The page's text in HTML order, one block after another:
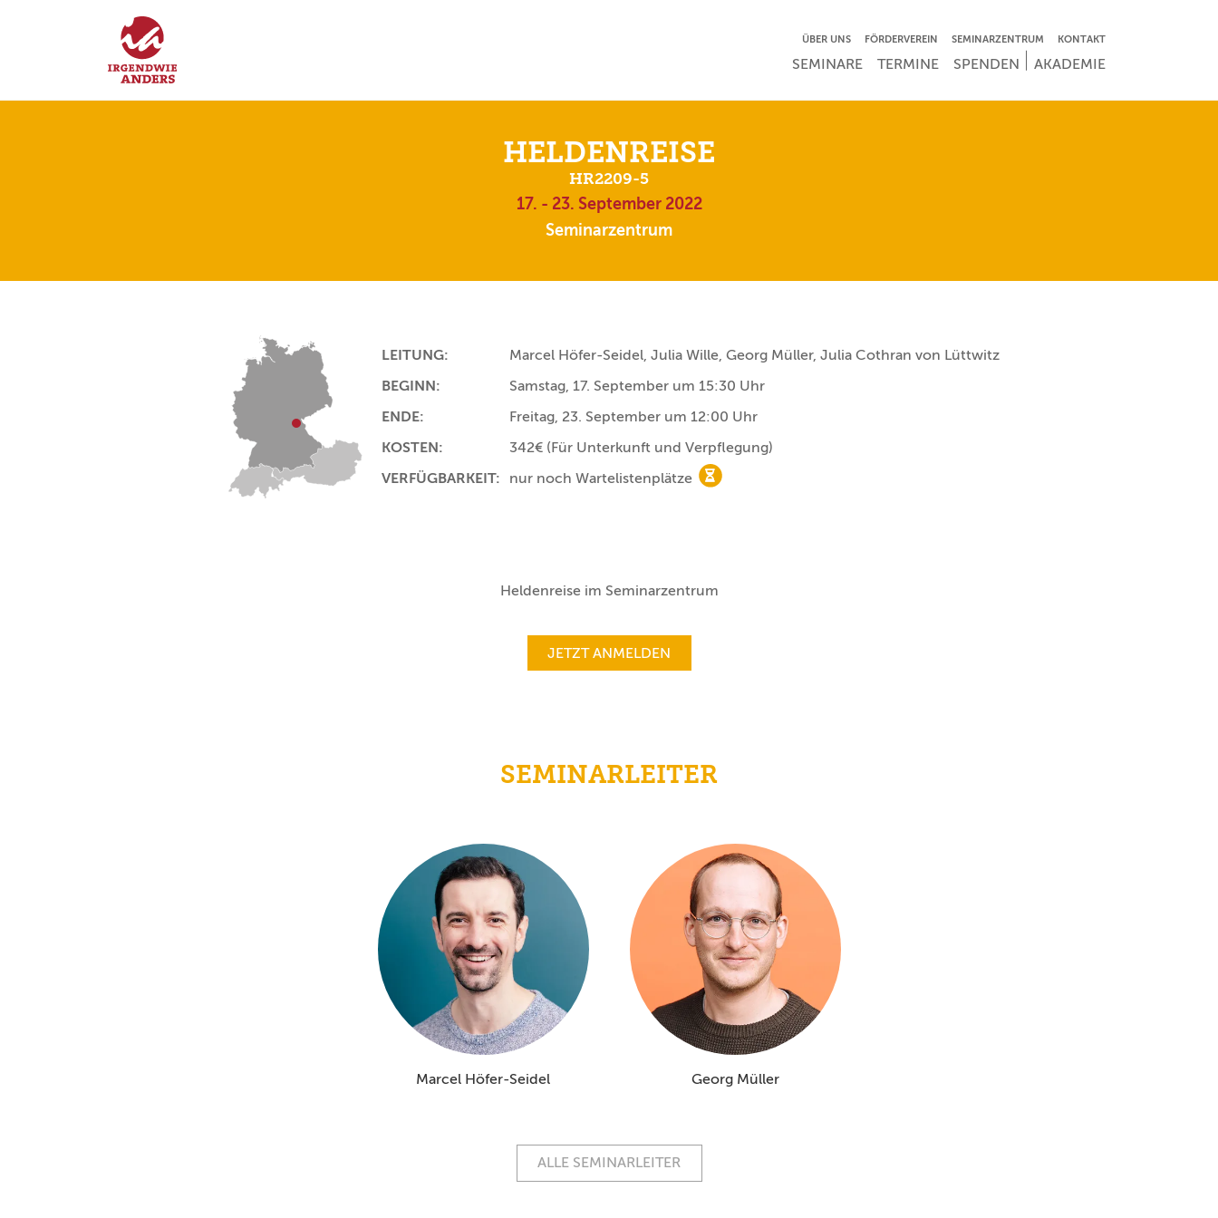
NAVIGATION ÜBERSPRINGEN
ÜBER UNS FÖRDERVEREIN SEMINARZENTRUM KONTAKT
NAVIGATION ÜBERSPRINGEN
SEMINARE TERMINE SPENDEN AKADEMIE
HELDENREISE
HR2209-5
17. - 23. September 2022
Seminarzentrum
LEITUNG:
Marcel Höfer-Seidel, Julia Wille, Georg Müller, Julia Cothran von Lüttwitz
BEGINN:
Samstag, 17. September um 15:30 Uhr
ENDE:
Freitag, 23. September um 12:00 Uhr
KOSTEN:
342€ (Für Unterkunft und Verpflegung)
VERFÜGBARKEIT:
nur noch Wartelistenplätze nur noch Wartelistenplätze
Heldenreise im Seminarzentrum
JETZT ANMELDEN
SEMINARLEITER
Marcel Höfer-Seidel Georg Müller
ALLE SEMINARLEITER